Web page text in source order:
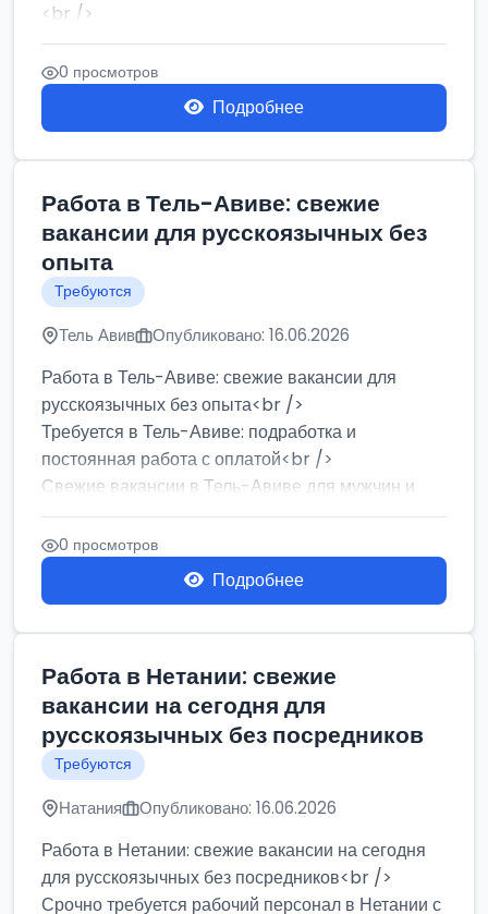
<br />
Работа в Нетании на мебельном производстве:
требу...
0 просмотров
Подробнее
Работа в Тель-Авиве: свежие
вакансии для русскоязычных без
опыта
Требуются
Тель Авив Опубликовано: 16.06.2026
Работа в Тель-Авиве: свежие вакансии для
русскоязычных без опыта<br />
Требуется в Тель-Авиве: подработка и
постоянная работа с оплатой<br />
Свежие вакансии в Тель-Авиве для мужчин и
женщин от хозя...
0 просмотров
Подробнее
Работа в Нетании: свежие
вакансии на сегодня для
русскоязычных без посредников
Требуются
Натания Опубликовано: 16.06.2026
Работа в Нетании: свежие вакансии на сегодня
для русскоязычных без посредников<br />
Срочно требуется рабочий персонал в Нетании с